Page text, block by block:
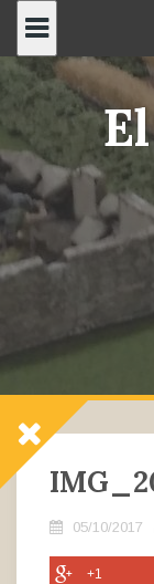
contenido
05/10/2017
+1